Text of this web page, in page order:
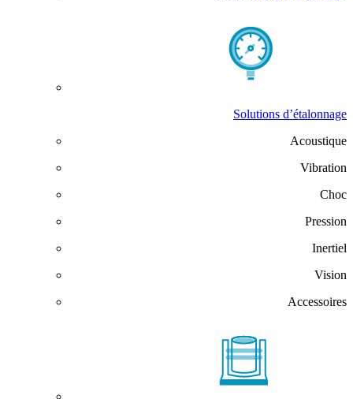
Solutions d’étalonnage
Acoustique
Vibration
Choc
Pression
Inertiel
Vision
Accessoires